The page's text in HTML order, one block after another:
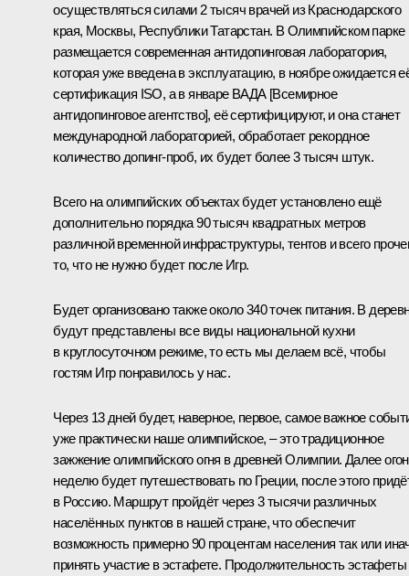
осуществляться силами 2 тысяч врачей из Краснодарского
края, Москвы, Республики Татарстан. В Олимпийском парке
размещается современная антидопинговая лаборатория,
которая уже введена в эксплуатацию, в ноябре ожидается
сертификация ISO, а в январе ВАДА [Всемирное
антидопинговое агентство], её сертифицируют, и она станет
международной лабораторией, обработает рекордное
количество допинг-проб, их будет более 3 тысяч штук.
Всего на олимпийских объектах будет установлено ещё
дополнительно порядка 90 тысяч квадратных метров
различной временной инфраструктуры, тентов и всего
то, что не нужно будет после Игр.
Будет организовано также около 340 точек питания. В
будут представлены все виды национальной кухни
в круглосуточном режиме, то есть мы делаем всё, чтобы
гостям Игр понравилось у нас.
Через 13 дней будет, наверное, первое, самое важное
уже практически наше олимпийское, – это традиционное
зажжение олимпийского огня в древней Олимпии. Далее
неделю будет путешествовать по Греции, после этого
в Россию. Маршрут пройдёт через 3 тысячи различных
населённых пунктов в нашей стране, что обеспечит
возможность примерно 90 процентам населения так или
принять участие в эстафете. Продолжительность эстафеты